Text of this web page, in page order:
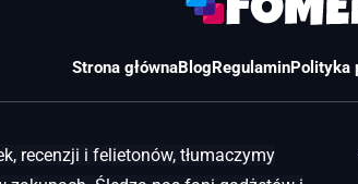
Strona głównaBlogRegulaminPolityka
recenzji i felietonów, tłumaczymy